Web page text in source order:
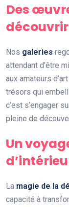
Des
découvrir
Nos galeries
attendant d’être
aux amateurs
trésors qui
c’est s’engager
pleine de
Un
La magie de la
capacité à